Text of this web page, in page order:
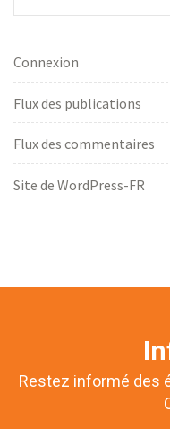
Connexion
Flux des publications
Flux des commentaires
Site de WordPress-FR
Restez informé des